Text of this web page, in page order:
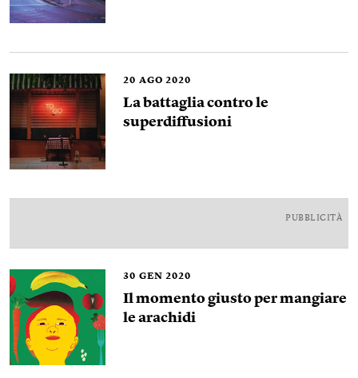
20 AGO 2020
La battaglia contro le
superdiffusioni
PUBBLICITÀ
30 GEN 2020
Il momento giusto per mangiare
le arachidi